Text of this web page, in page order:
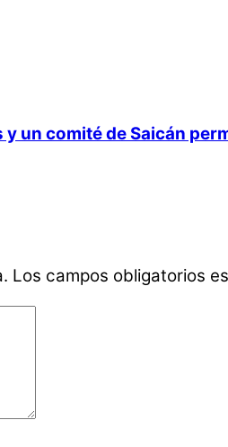
un comité de Saicán
Los campos obligatorios